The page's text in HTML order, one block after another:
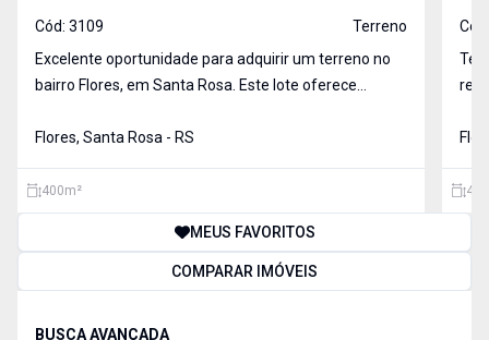
Cód: 3109
Terreno
Excelente oportunidade para adquirir um terreno no
bairro Flores, em Santa Rosa. Este lote oferece
Flores, Santa Rosa - RS
400m² 406
MEUS FAVORITOS
COMPARAR IMÓVEIS
BUSCA AVANÇADA